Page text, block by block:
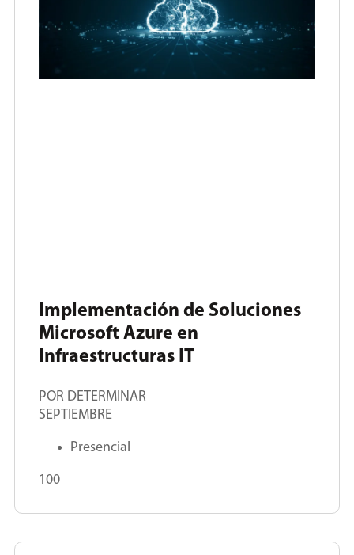
Implementación de Soluciones
Microsoft Azure en
Infraestructuras IT
POR DETERMINAR
SEPTIEMBRE
Presencial
100